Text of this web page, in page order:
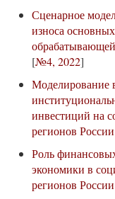
Сценарное
износа
[№4, 2022]
Моделирование
инвестиций на
регионов России
Роль
экономики в
регионов России